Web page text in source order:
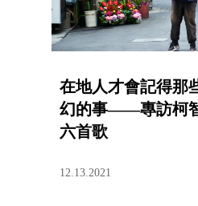
在地人才會記得那
幻的事——專訪柯
六首歌
12.13.2021